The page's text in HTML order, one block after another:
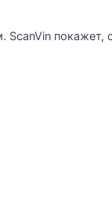
ScanVin покажет,